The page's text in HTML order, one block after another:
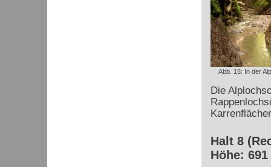
Abb. 15: In der
Die
Halt 8
Höhe: